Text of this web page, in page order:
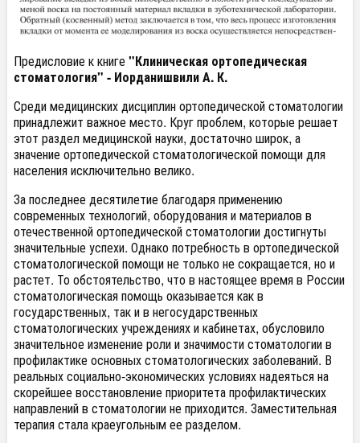
Предисловие к книге"Клиническая ортопедическая
стоматология" - ИорданишвилиА. К.
Средимедицинскихдисциплинортопедическойстоматологии
принадлежит важное место. Круг проблем, которые решает
этот разделмедицинскойнауки, достаточно широк, а
значениеортопедическойстоматологическойпомощидля
населения исключительно велико.
За последнее десятилетие благодаря применению
современных технологий, оборудования и материалов в
отечественнойортопедическойстоматологиидостигнуты
значительные успехи. Однако потребность в ортопедической
стоматологическойпомощине только не сокращается, но и
растет. То обстоятельство, что в настоящее время в России
стоматологическаяпомощь оказывается как в
государственных, так и в негосударственных
стоматологическихучреждениях и кабинетах, обусловило
значительноеизменение роли изначимостистоматологиив
профилактикеосновныхстоматологическихзаболеваний. В
реальных социально-экономическихусловияхнадеяться на
скорейшее восстановление приоритетапрофилактических
направлений в стоматологиине приходится. Заместительная
терапия стала краеугольным ее разделом.